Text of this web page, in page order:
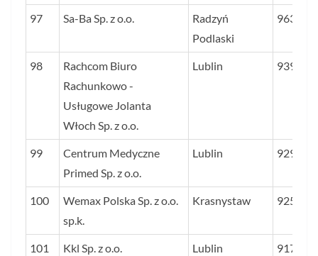
97 Sa-Ba Sp. z o.o.
Radzyń
Podlaski
963
98
Rachcom Biuro
Rachunkowo -
Usługowe Jolanta
Włoch Sp. z o.o.
Lublin 939
99
Centrum Medyczne
Primed Sp. z o.o.
Lublin 929
100
Wemax Polska Sp. z o.o.
sp.k.
Krasnystaw 925
101 Kkl Sp. z o.o. Lublin 917